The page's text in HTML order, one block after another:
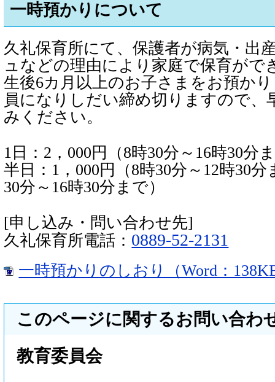
一時預かりについて
久礼保育所にて、保護者が病気・出
ュなどの理由により家庭で保育がで
生後6カ月以上のお子さまをお預か
員になりしだい締め切りますので、
みください。
1日：2，000円（8時30分～16時30分
半日：1，000円（8時30分～12時30
30分～16時30分まで）
[申し込み・問い合わせ先]
久礼保育所電話： 0889-52-2131
一時預かりのしおり（Word：
このページに関するお問い合わ
教育委員会